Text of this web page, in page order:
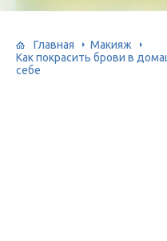
Главная
Макияж
Как покрасить брови в
себе